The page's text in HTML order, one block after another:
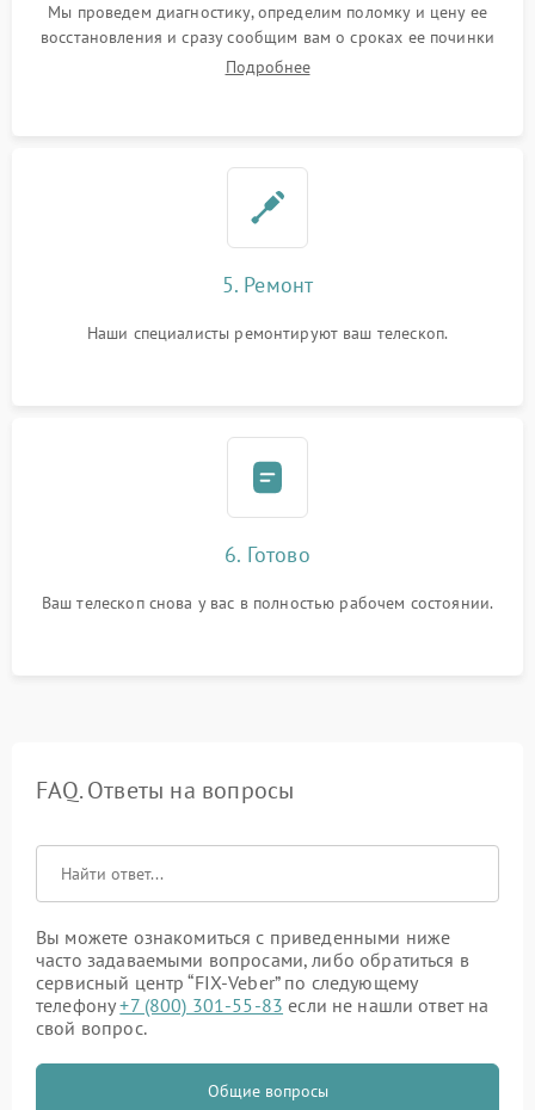
Мы проведем диагностику, определим поломку и цену ее
восстановления и сразу сообщим вам о сроках ее починки
Подробнее
5. Ремонт
Наши специалисты ремонтируют ваш телескоп.
6. Готово
Ваш телескоп снова у вас в полностью рабочем состоянии.
FAQ. Ответы на вопросы
Вы можете ознакомиться с приведенными ниже
часто задаваемыми вопросами, либо обратиться в
сервисный центр “FIX-Veber” по следующему
телефону+7 (800) 301-55-83 если не нашли ответ на
свой вопрос.
Общие вопросы